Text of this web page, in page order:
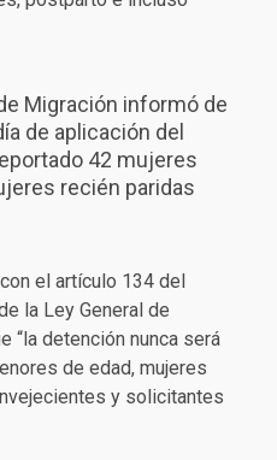
Migración informó de
de aplicación del
42 mujeres
recién paridas
el artículo 134 del
la Ley General de
“la detención nunca será
de edad, mujeres
y solicitantes